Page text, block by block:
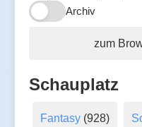
Archiv
zum
Schauplatz
Fantasy(928)